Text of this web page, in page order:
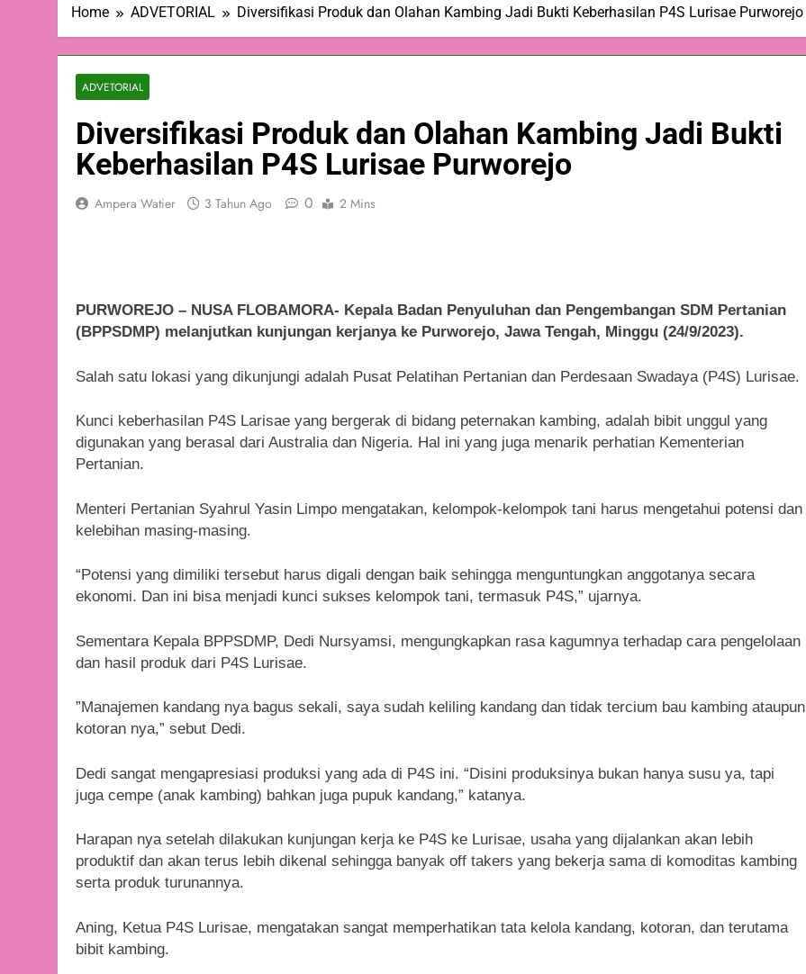
Home ADVETORIAL Diversifikasi Produk dan Olahan Kambing Jadi Bukti Keberhasilan P4S Lurisae Purworejo
ADVETORIAL
Diversifikasi Produk dan Olahan Kambing Jadi Bukti
Keberhasilan P4S Lurisae Purworejo
Ampera Watier 3 Tahun Ago 0 2 Mins
PURWOREJO – NUSA FLOBAMORA- Kepala Badan Penyuluhan dan Pengembangan SDM Pertanian
(BPPSDMP) melanjutkan kunjungan kerjanya ke Purworejo, Jawa Tengah, Minggu (24/9/2023).
Salah satu lokasi yang dikunjungi adalah Pusat Pelatihan Pertanian dan Perdesaan Swadaya (P4S) Lurisae.
Kunci keberhasilan P4S Larisae yang bergerak di bidang peternakan kambing, adalah bibit unggul yang
digunakan yang berasal dari Australia dan Nigeria. Hal ini yang juga menarik perhatian Kementerian
Pertanian.
Menteri Pertanian Syahrul Yasin Limpo mengatakan, kelompok-kelompok tani harus mengetahui potensi dan
kelebihan masing-masing.
“Potensi yang dimiliki tersebut harus digali dengan baik sehingga menguntungkan anggotanya secara
ekonomi. Dan ini bisa menjadi kunci sukses kelompok tani, termasuk P4S,” ujarnya.
Sementara Kepala BPPSDMP, Dedi Nursyamsi, mengungkapkan rasa kagumnya terhadap cara pengelolaan
dan hasil produk dari P4S Lurisae.
”Manajemen kandang nya bagus sekali, saya sudah keliling kandang dan tidak tercium bau kambing ataupun
kotoran nya,” sebut Dedi.
Dedi sangat mengapresiasi produksi yang ada di P4S ini. “Disini produksinya bukan hanya susu ya, tapi
juga cempe (anak kambing) bahkan juga pupuk kandang,” katanya.
Harapan nya setelah dilakukan kunjungan kerja ke P4S ke Lurisae, usaha yang dijalankan akan lebih
produktif dan akan terus lebih dikenal sehingga banyak off takers yang bekerja sama di komoditas kambing
serta produk turunannya.
Aning, Ketua P4S Lurisae, mengatakan sangat memperhatikan tata kelola kandang, kotoran, dan terutama
bibit kambing.